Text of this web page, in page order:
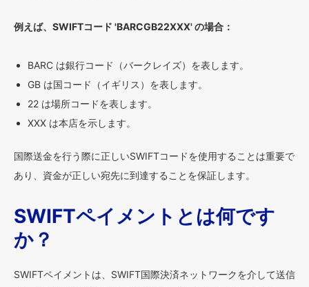
例えば、SWIFTコード 'BARCGB22XXX' の場合：
BARC は銀行コード（バークレイズ）を表します。
GB は国コード（イギリス）を表します。
22 は場所コードを表します。
XXX は本店を示します。
国際送金を行う際に正しいSWIFTコードを使用することは重要で
あり、資金が正しい宛先に到達することを保証します。
SWIFTペイメントとは何です
か？
SWIFTペイメントは、SWIFT国際決済ネットワークを介して送信